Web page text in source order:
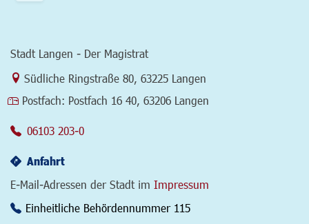
Stadt Langen - Der Magistrat
Link zur Google-Maps Navigation
Südliche Ringstraße 80 63225 Langen
Postfach: Postfach 16 40, 63206 Langen
06103 203-0
Anfahrt
E-Mail-Adressen der Stadt im Impressum
Einheitliche Behördennummer 115